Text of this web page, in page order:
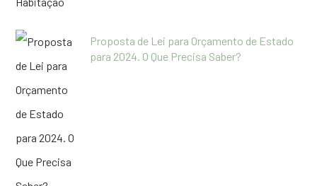
Proposta de Lei para Orçamento de Estado
para 2024. O Que Precisa Saber?